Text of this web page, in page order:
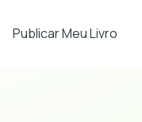
Publicar Meu Livro